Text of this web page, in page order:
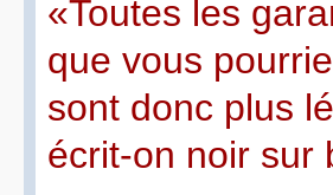
«Toutes les
que vous
sont donc plus
écrit-on noir sur